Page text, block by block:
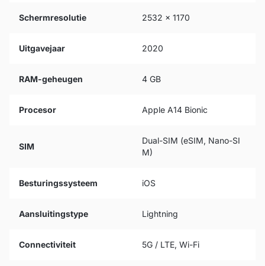
Schermresolutie 2532 x 1170
Uitgavejaar 2020
RAM-geheugen 4 GB
Procesor Apple A14 Bionic
SIM
Dual-SIM (eSIM, Nano-SI
M)
Besturingssysteem iOS
Aansluitingstype Lightning
Connectiviteit 5G / LTE, Wi-Fi